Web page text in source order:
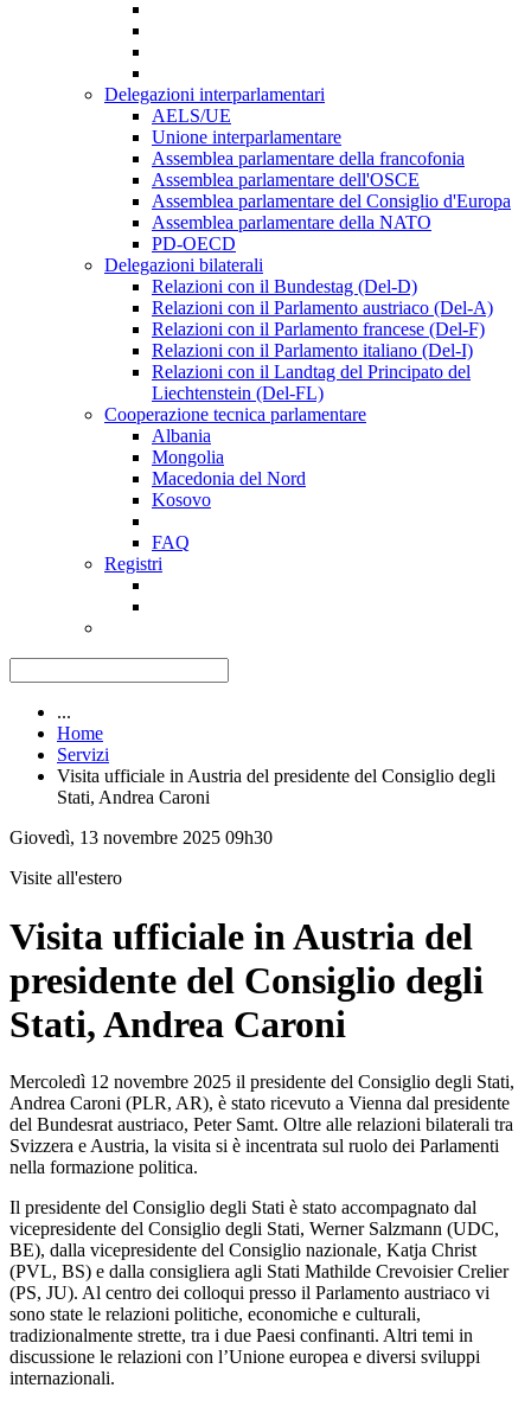
Delegazioni interparlamentari
AELS/UE
Unione interparlamentare
Assemblea parlamentare della francofonia
Assemblea parlamentare dell'OSCE
Assemblea parlamentare del Consiglio d'Europa
Assemblea parlamentare della NATO
PD-OECD
Delegazioni bilaterali
Relazioni con il Bundestag (Del-D)
Relazioni con il Parlamento austriaco (Del-A)
Relazioni con il Parlamento francese (Del-F)
Relazioni con il Parlamento italiano (Del-I)
Relazioni con il Landtag del Principato del
Liechtenstein (Del-FL)
Cooperazione tecnica parlamentare
Albania
Mongolia
Macedonia del Nord
Kosovo
FAQ
Registri
...
Home
Servizi
Visita ufficiale in Austria del presidente del Consiglio degli
Stati, Andrea Caroni
Giovedì, 13 novembre 2025 09h30
Visite all'estero
Visita ufficiale in Austria del
presidente del Consiglio degli
Stati, Andrea Caroni
Mercoledì 12 novembre 2025 il presidente del Consiglio degli Stati,
Andrea Caroni (PLR, AR), è stato ricevuto a Vienna dal presidente
del Bundesrat austriaco, Peter Samt. Oltre alle relazioni bilaterali tra
Svizzera e Austria, la visita si è incentrata sul ruolo dei Parlamenti
nella formazione politica.
Il presidente del Consiglio degli Stati è stato accompagnato dal
vicepresidente del Consiglio degli Stati, Werner Salzmann (UDC,
BE), dalla vicepresidente del Consiglio nazionale, Katja Christ
(PVL, BS) e dalla consigliera agli Stati Mathilde Crevoisier Crelier
(PS, JU). Al centro dei colloqui presso il Parlamento austriaco vi
sono state le relazioni politiche, economiche e culturali,
tradizionalmente strette, tra i due Paesi confinanti. Altri temi in
discussione le relazioni con l’Unione europea e diversi sviluppi
internazionali.